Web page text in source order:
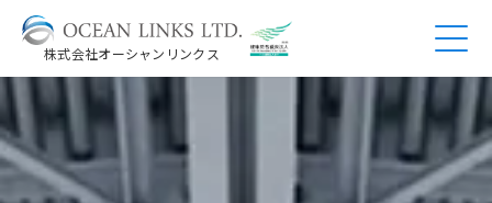
株式会社オーシャンリンクス